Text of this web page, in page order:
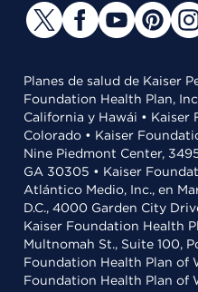
Planes de salud de Kaiser
Foundation Health Plan,
California y Hawái •
Colorado • Kaiser
Nine Piedmont Center,
GA 30305 • Kaiser
Atlántico Medio, Inc., en
D.C., 4000 Garden City
Kaiser Foundation Health
Multnomah St., Suite 100,
Foundation Health Plan of
Foundation Health Plan of